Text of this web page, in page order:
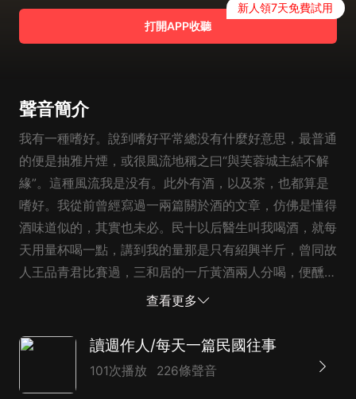
打開APP收聽
新人領7天免費試用
聲音簡介
我有一種嗜好。說到嗜好平常總没有什麼好意思，最普通
的便是抽雅片煙，或很風流地稱之曰“與芙蓉城主結不解
緣”。這種風流我是没有。此外有酒，以及茶，也都算是
嗜好。我從前曾經寫過一兩篇關於酒的文章，仿佛是懂得
酒味道似的，其實也未必。民十以后醫生叫我喝酒，就每
天用量杯喝一點，講到我的量那是只有紹興半斤，曾同故
人王品青君比賽過，三和居的一斤黃酒兩人分喝，便醺醺
大醉了。今年又因醫生的話而停止喝酒，到了停止之后我
見了酒並不覺得饞。由是可知我是不知道酒的，以前喜歡
談喝酒還有點近於偽惡。至於茶，當然是每日都喝的，正
查看更多
讀週作人/每天一篇民國往事
101次播放 226條聲音